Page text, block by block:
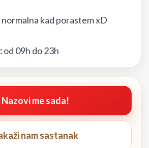
kad porastem xD
od 09h do 23h
Nazovi me sada!
nam sastanak